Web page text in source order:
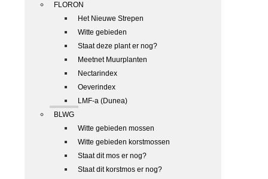
FLORON
Het Nieuwe Strepen
Witte gebieden
Staat deze plant er nog?
Meetnet Muurplanten
Nectarindex
Oeverindex
LMF-a (Dunea)
BLWG
Witte gebieden mossen
Witte gebieden korstmossen
Staat dit mos er nog?
Staat dit korstmos er nog?